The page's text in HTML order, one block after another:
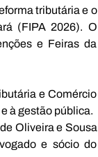
tributária e o
(FIPA 2026). O
e Feiras da
e Comércio
à gestão pública.
Oliveira e Sousa
e sócio do